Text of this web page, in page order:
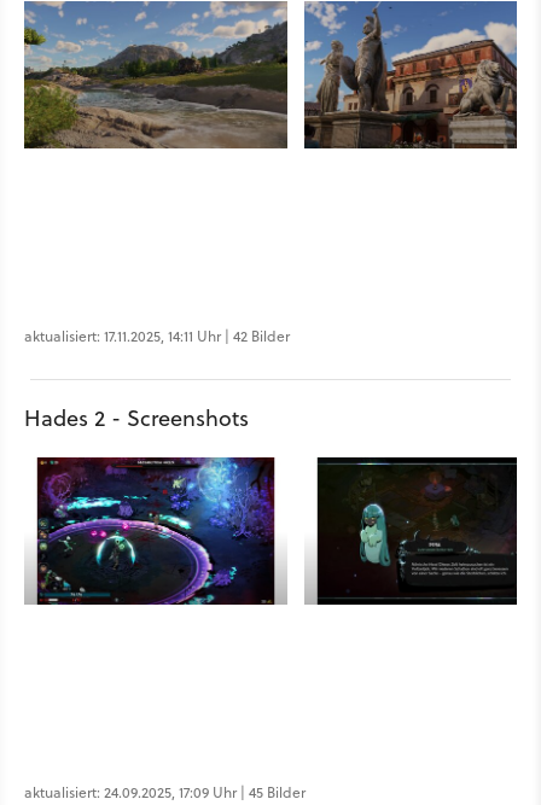
aktualisiert: 17.11.2025, 14:11 Uhr | 42 Bilder
Hades 2 - Screenshots
aktualisiert: 24.09.2025, 17:09 Uhr | 45 Bilder